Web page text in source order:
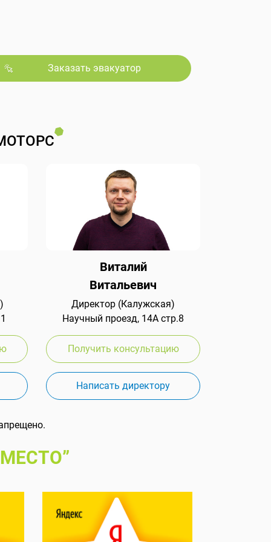
Заказать эвакуатор
Виталий
Витальевич
Директор (Калужская)
Научный проезд, 14А стр.8
Получить консультацию
Написать директору